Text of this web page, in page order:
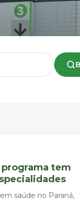
programa tem
saúde no Paraná,